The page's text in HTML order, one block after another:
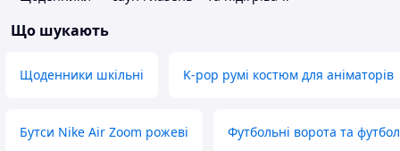
Що шукають
Щоденники шкільні K-pop румі костюм для аніматорів
Бутси Nike Air Zoom рожеві Футбольні ворота та